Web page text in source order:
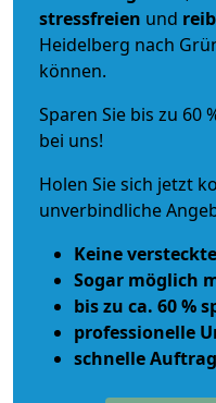
stressfreien und
Heidelberg nach
können.
Sparen Sie bis zu 60
bei uns!
Holen Sie sich jetzt
unverbindliche
Keine
Sogar möglich
bis zu ca. 60 %
professionelle
schnelle